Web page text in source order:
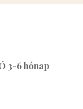
3-6 hónap